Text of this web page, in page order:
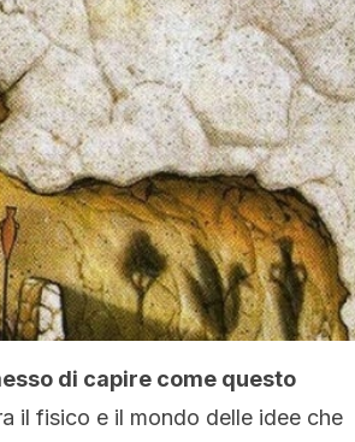
di capire come questo
il fisico e il mondo delle idee che